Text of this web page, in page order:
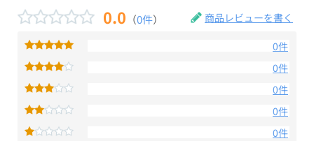
0.0 （0件） 商品レビューを書く
0件
0件
0件
0件
0件